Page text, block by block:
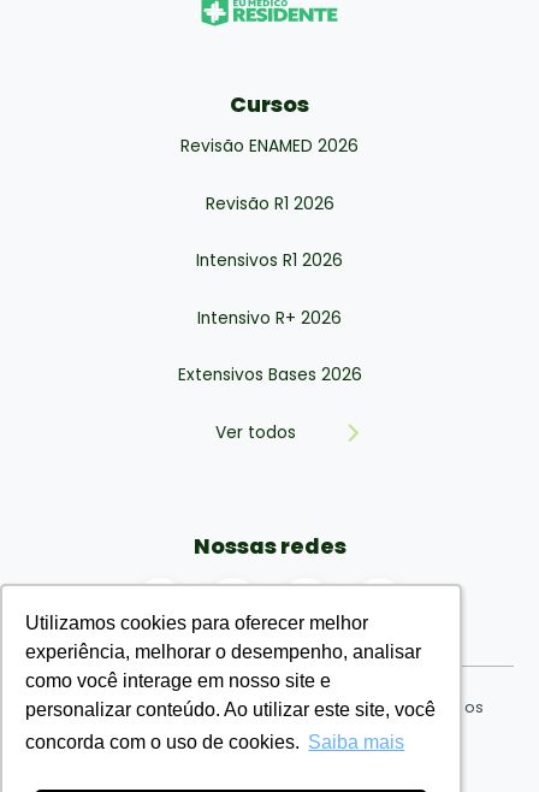
Utilizamos cookies para oferecer melhor
experiência, melhorar o desempenho, analisar
como você interage em nosso site e
personalizar conteúdo. Ao utilizar este site, você
concorda com o uso de cookies. Saiba mais
Utilizamos cookies para oferecer melhor
experiência, melhorar o desempenho, analisar
como você interage em nosso site e
personalizar conteúdo. Ao utilizar este site, você
concorda com o uso de cookies. Saiba mais
Cursos
Revisão ENAMED 2026
Revisão R1 2026
Intensivos R1 2026
Intensivo R+ 2026
Extensivos Bases 2026
Ver todos
Nossas redes
EMR Eu Médico Residente Ensino Ltda © 2026. Todos os
direitos reservados. CNPJ: nº 34.730.954/0001-71
Termos de uso